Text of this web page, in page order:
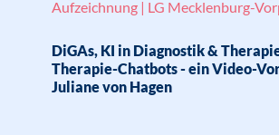
Aufzeichnung | LG Mecklenburg-
DiGAs, KI in Diagnostik &
Therapie-Chatbots - ein Video-
Juliane von Hagen